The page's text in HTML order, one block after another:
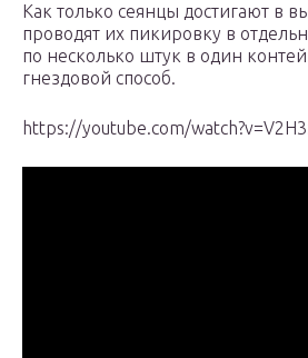
Как только сеянцы достигают в
проводят их пикировку в
по несколько штук в один
гнездовой способ.
https://youtube.com/